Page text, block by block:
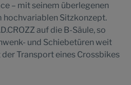
– mit seinem überlegenen
hochvariablen Sitzkonzept.
auf die B-Säule, so
und Schiebetüren weit
Transport eines Crossbikes